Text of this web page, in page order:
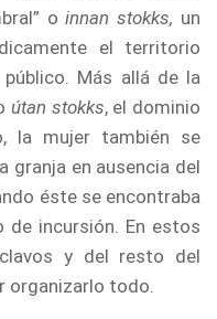
oinnan stokks, un
el territorio
Más allá de la
útan stokks, el dominio
la mujer también se
granja en ausencia del
éste se encontraba
incursión. En estos
y del resto del
organizarlo todo.